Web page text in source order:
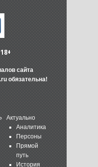
18+
сайта
обязательна!
Актуально
Аналитика
Персоны
Прямой
путь
История